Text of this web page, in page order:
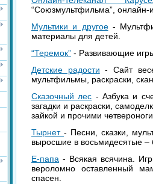
“Союзмультфильма”,
Мультики и другое-
материалы для детей.
“Теремок” - Развивающие
Детские радости - Сайт
мультфильмы, раскраски,
Сказочный лес - Азбука и
загадки и раскраски,
зайкой и прочими
Тырнет - Песни, сказки,
выросшие в восьмидесятые
Е-папа - Всякая всячина.
вероломно оставленный
спасен.